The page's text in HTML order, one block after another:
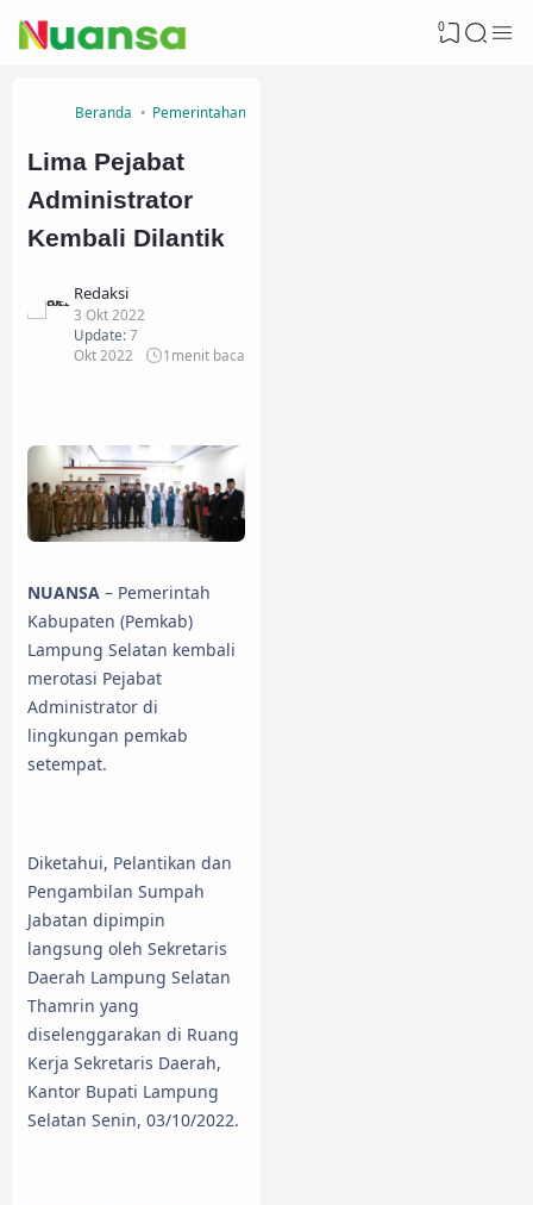
0
Beranda Pemerintahan
Lima Pejabat
Administrator
Kembali Dilantik
Redaksi
3 Okt 2022
Update:7
Okt 2022
1 menit baca
NUANSA – Pemerintah
Kabupaten (Pemkab)
Lampung Selatan kembali
merotasi Pejabat
Administrator di
lingkungan pemkab
setempat.
Diketahui, Pelantikan dan
Pengambilan Sumpah
Jabatan dipimpin
langsung oleh Sekretaris
Daerah Lampung Selatan
Thamrin yang
diselenggarakan di Ruang
Kerja Sekretaris Daerah,
Kantor Bupati Lampung
Selatan Senin, 03/10/2022.